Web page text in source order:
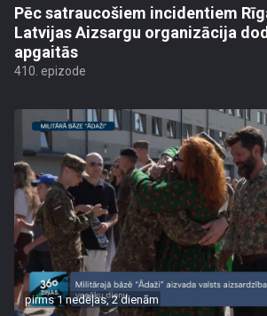
Pēc satraucošiem incidentiem
Latvijas Aizsargu organizācija
apgaitās
410. epizode
pirms 1 nedēļas, 2 dienām